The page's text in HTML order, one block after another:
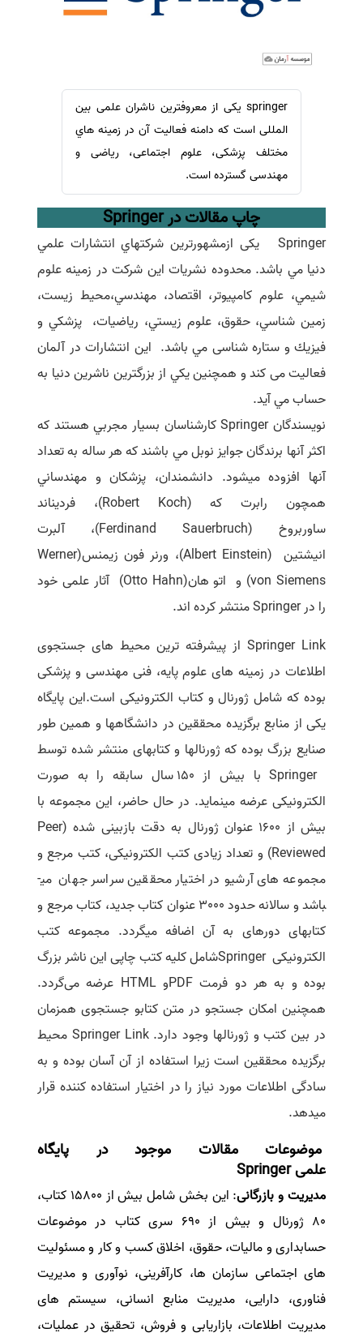
ترجمه عربی به فارسی
سفارش ویرایش
سفارش فرمت‌بندی
سفارش کاهش کمیت
سفارش معرفی مجله
سفارش معرفی مقاله
سفارش معرفی کتاب
سفارش ترجمه مولتی‌مدیا
سفارش گویندگی
سفارش تولید محتوا
سفارش ترجمه همزمان
سفارش چکیده گرافیکی
سفارش انگیزه‌نامه‌SOP
springer یکی از معروفترین ناشران علمی بین
المللی است که دامنه فعالیت آن در زمینه هاي
مختلف پزشکی، علوم اجتماعی، ریاضی و
مهندسی گسترده است.
چاپ مقالات در Springer
Springer
یکی ازمشهورترين شركتهاي انتشارات علمي
دنيا مي باشد. محدوده نشريات اين شركت در زمینه علوم
شيمي، علوم كامپيوتر، اقتصاد، مهندسي،محيط زيست،
زمين شناسي، حقوق، علوم زيستي، رياضيات، پزشكي و
فيزيك و ستاره شناسی مي باشد. این انتشارات در آلمان
فعالیت می کند و همچنين يكي از بزرگترين ناشرين دنيا به
حساب مي آيد.
نويسندگانSpringer
كارشناسان بسيار مجربي هستند كه
اكثر آنها برندگان جوايز نوبل مي باشند كه هر ساله به تعداد
آنها افزوده ميشود. دانشمندان، پزشكان و مهندساني
همچون رابرت كه (Robert Koch)
، فرديناند
ساوربروخ (Ferdinand Sauerbruch)
، آلبرت
انيشتين (Albert Einstein) ، ورنر فون زيمنس (Werner
von Siemens) و اتو هان(Otto Hahn)
آثار علمی خود
را درSpringer
منتشر كرده اند.
Springer Link از پیشرفته ترین محیط­ های جستجوی
اطلاعات در زمینه­ های علوم پایه، فنی مهندسی و پزشکی
بوده که شامل ژورنال و کتاب الکترونیکی است.این پایگاه
یکی از منابع برگزیده محققین در دانشگاه­ها و همین طور
صنایع بزرگ بوده که ژورنال­ها و کتاب­های منتشر شده توسط
Springer
با بیش از 150 سال سابقه را به­ صورت
الکترونیکی عرضه می­نماید. در حال حاضر، این مجموعه با
بیش از 1600 عنوان ژورنال به ­دقت بازبینی شده
(Peer
Reviewed) و تعداد زیادی کتب الکترونیکی، کتب مرجع و
مجموعه­ های آرشیو در اختیار محققین سراسر جهان می­
باشد و سالانه حدود 3000 عنوان کتاب جدید، کتاب مرجع و
کتاب­های دوره­ای به آن اضافه می­گردد. مجموعه کتب
الکترونیکی Springer
شامل کلیه کتب چاپی این ناشر بزرگ
بوده و به هر دو فرمتPDF و HTML عرضه میگردد.
همچنین امکان جستجو در متن کتابو جستجوی همزمان
در بین کتب و ژورنال­ها وجود دارد. Springer Link
محیط
برگزیده محققین است زیرا استفاده از آن آسان بوده و به
سادگی اطلاعات مورد نیاز را در اختیار استفاده کننده قرار
می­دهد.
موضوعات مقالات موجود در پایگاه
علمیSpringer
مدیریت و بازرگانی:
این بخش شامل بیش از ۱۵۸۰۰ کتاب،
۸۰ ژورنال و بیش از ۶۹۰ سری کتاب در موضوعات
حسابداری و مالیات، حقوق، اخلاق کسب و کار و مسئولیت
های اجتماعی سازمان ها، کارآفرینی، نوآوری و مدیریت
فناوری، دارایی، مدیریت منابع انسانی، سیستم های
مدیریت اطلاعات، بازاریابی و فروش، تحقیق در عملیات،